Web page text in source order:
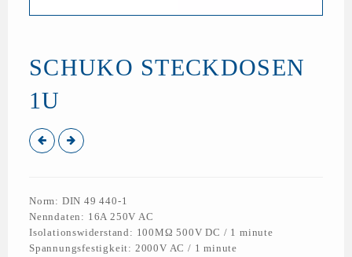
SCHUKO STECKDOSEN
1U
Norm: DIN 49 440-1
Nenndaten: 16A 250V AC
Isolationswiderstand: 100MΩ 500V DC / 1 minute
Spannungsfestigkeit: 2000V AC / 1 minute